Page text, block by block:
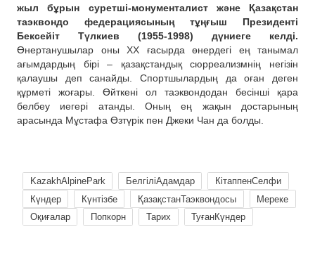
жыл бұрын суретші-монументалист және Қазақстан
таэквондо федерациясының тұңғыш Президенті
Бексейіт Түлкиев (1955-1998) дүниеге келді.
Өнертанушылар оны ХХ ғасырда өнердегі ең танымал
ағымдардың бірі – қазақстандық сюрреализмнің негізін
қалаушы деп санайды. Спортшылардың да оған деген
құрметі жоғары. Өйткені ол таэквондодан бесінші қара
белбеу иегері атанды. Оның ең жақын достарының
арасында Мұстафа Өзтүрік пен Джеки Чан да болды.
KazakhAlpinePark БелгіліАдамдар
КітаппенСелфи
Күндер
Күнтізбе ҚазақстанТаэквондосы
Мереке
Оқиғалар
Попкорн Тарих ТуғанКүндер